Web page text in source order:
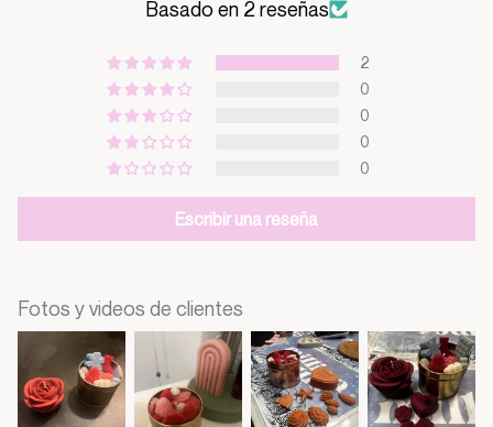
Basado en 2 reseñas
2
0
0
0
0
Escribir una reseña
Fotos y videos de clientes